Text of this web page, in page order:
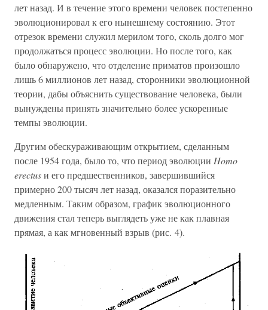
лет назад. И в течение этого времени человек постепенно
эволюционировал к его нынешнему состоянию. Этот
отрезок времени служил мерилом того, сколь долго мог
продолжаться процесс эволюции. Но после того, как
было обнаружено, что отделение приматов произошло
лишь 6 миллионов лет назад, сторонники эволюционной
теории, дабы объяснить существование человека, были
вынуждены принять значительно более ускоренные
темпы эволюции.
Другим обескураживающим открытием, сделанным
после 1954 года, было то, что период эволюции Homo
erectusи его предшественников, завершившийся
примерно 200 тысяч лет назад, оказался поразительно
медленным. Таким образом, график эволюционного
движения стал теперь выглядеть уже не как плавная
прямая, а как мгновенный взрыв (рис. 4).